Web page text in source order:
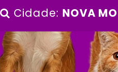
Cidade: NOVA